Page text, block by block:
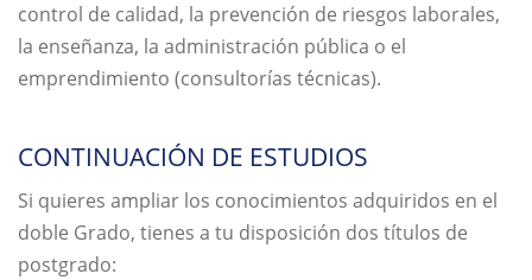
control de calidad, la prevención de riesgos laborales,
la enseñanza, la administración pública o el
emprendimiento (consultorías técnicas).
CONTINUACIÓN DE ESTUDIOS
Si quieres ampliar los conocimientos adquiridos en el
doble Grado, tienes a tu disposición dos títulos de
postgrado: